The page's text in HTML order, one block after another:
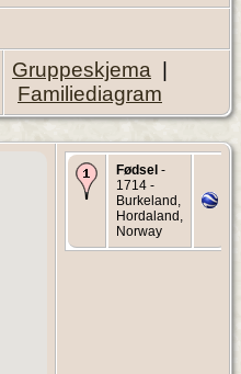
Gruppeskjema
Familiediagram
Fødsel -
1714 -
Burkeland,
Hordaland,
Norway